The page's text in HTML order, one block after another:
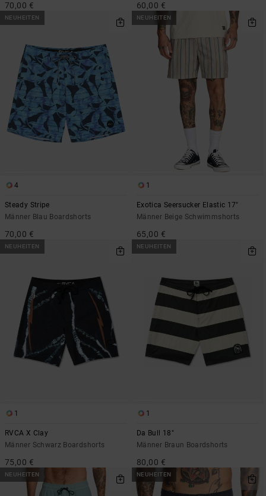
70,00 € 60,00 €
NEUHEITEN
4
Steady Stripe
Männer Blau Boardshorts
70,00 €
NEUHEITEN
1
Exotica Seersucker Elastic 17"
Männer Beige Schwimmshorts
65,00 €
NEUHEITEN
1
RVCA X Clay
Männer Schwarz Boardshorts
75,00 €
NEUHEITEN
1
Da Bull 18"
Männer Braun Boardshorts
80,00 €
NEUHEITEN NEUHEITEN